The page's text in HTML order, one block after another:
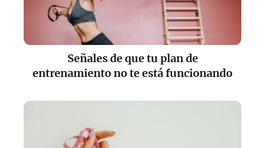
Señales de que tu plan de
entrenamiento no te está funcionando